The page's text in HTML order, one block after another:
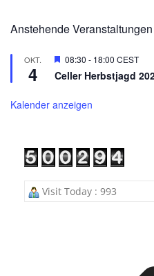
Anstehende Veranstaltungen
OKT.
4
Hervorgehoben
08:30 - 18:00 CEST
Celler Herbstjagd
Kalender anzeigen
Visit Today : 993